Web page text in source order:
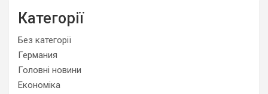
Категорії
Без категорії
Германия
Головні новини
Економіка